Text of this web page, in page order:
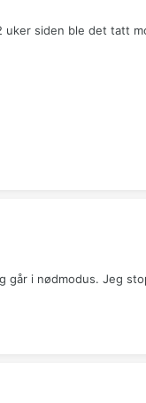
siden ble det tatt
går i nødmodus. Jeg